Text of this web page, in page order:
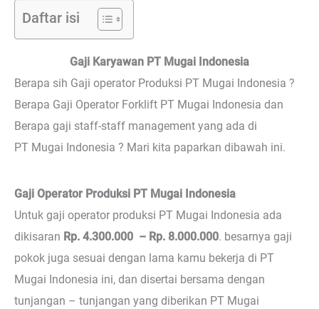
Daftar isi
Gaji Karyawan PT Mugai Indonesia
Berapa sih Gaji operator Produksi PT Mugai Indonesia ?
Berapa Gaji Operator Forklift PT Mugai Indonesia dan
Berapa gaji staff-staff management yang ada di
PT Mugai Indonesia ? Mari kita paparkan dibawah ini.
Gaji Operator Produksi PT Mugai Indonesia
Untuk gaji operator produksi PT Mugai Indonesia ada
dikisaran Rp. 4.300.000 – Rp. 8.000.000. besarnya gaji
pokok juga sesuai dengan lama kamu bekerja di PT
Mugai Indonesia ini, dan disertai bersama dengan
tunjangan – tunjangan yang diberikan PT Mugai